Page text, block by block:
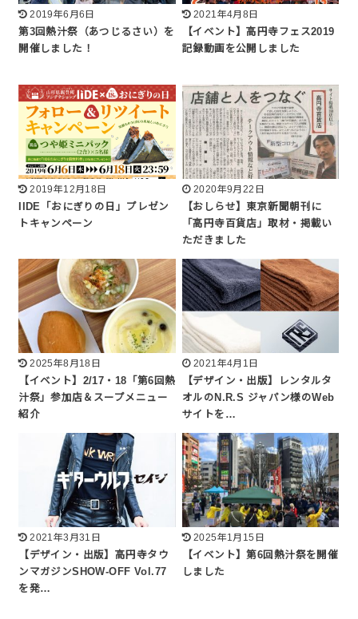
2019年6月6日
第3回熱汁祭（あつじるさい）を
開催しました！
2021年4月8日
【イベント】高円寺フェス2019
記録動画を公開しました
2019年12月18日
IIDE「おにぎりの日」プレゼン
トキャンペーン
2020年9月22日
【おしらせ】東京新聞朝刊に
「高円寺百貨店」取材・掲載い
ただきました
2025年8月18日
【イベント】2/17・18「第6回熱
汁祭」参加店＆スープメニュー
紹介
2021年4月1日
【デザイン・出版】レンタルタ
オルのN.R.S ジャパン様のWeb
サイトを…
2021年3月31日
【デザイン・出版】高円寺タウ
ンマガジンSHOW-OFF Vol.77
を発…
2025年1月15日
【イベント】第6回熱汁祭を開催
しました